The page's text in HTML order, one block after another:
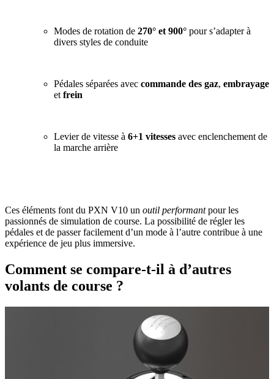
Modes de rotation de 270° et 900° pour s’adapter à
divers styles de conduite
Pédales séparées avec commande des gaz, embrayage
et frein
Levier de vitesse à 6+1 vitesses avec enclenchement de
la marche arrière
Ces éléments font du PXN V10 un outil performantpour les
passionnés de simulation de course. La possibilité de régler les
pédales et de passer facilement d’un mode à l’autre contribue à une
expérience de jeu plus immersive.
Comment se compare-t-il à d’autres
volants de course ?